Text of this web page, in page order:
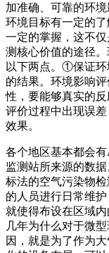
加准确、可靠的环
环境目标有一定的
一定的掌握，这不
测核心价值的途径
以下两点。①保证
的结果。环境影响
性，要能够真实的
评价过程中出现误
效果。
各个地区基本都会
监测站所来源的数
标法的空气污染物
的人员进行日常维
就使得布设在区域
几年为什么对于微
因，就是为了作为